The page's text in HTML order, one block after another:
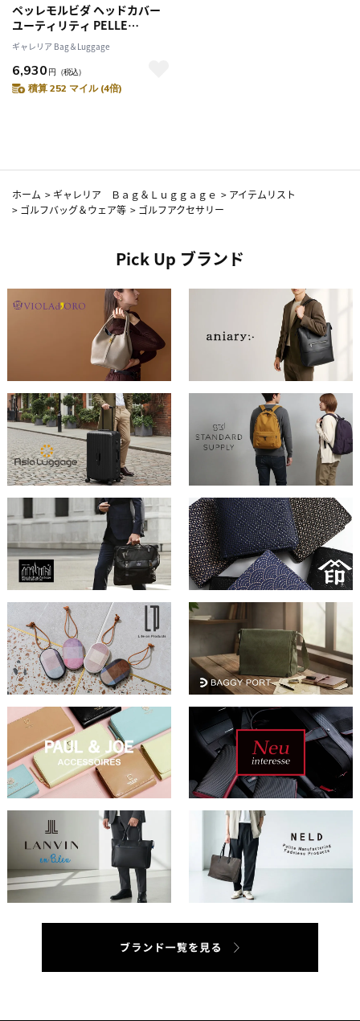
ペッレモルビダ ヘッドカバー
ユーティリティ PELLE
MORBIDA GOLF ゴルフ ユーテ
ィリティヘッドカバー カバー
ダイヤル式番手 ユーティリティ
ー 型押し 合成皮革 合皮 メンズ
ギャレリア Bag＆Luggage
6,930 円 （税込）
積算 252 マイル (4倍)
ホーム > ギャレリア Ｂａｇ＆Ｌｕｇｇａｇｅ > アイテムリスト
> ゴルフバッグ＆ウェア等 > ゴルフアクセサリー
Pick Up ブランド